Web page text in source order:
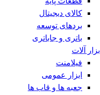
کالای دیجیتال
بردهای توسعه
باتری و جاباتری
ابزار آلات
فیلامنت
ابزار عمومی
جعبه ها و قاب ها